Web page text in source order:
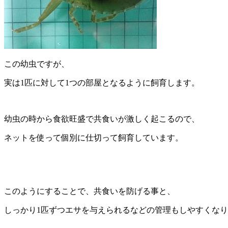
この幼虫ですが、
実は1匹に対して1つの部屋となるように飼育します。
幼虫の時から食欲旺盛で共食いが激しく起こるので、
ネットを使って個別に仕切って飼育しています。
このようにすることで、共食いを防げる事と、
しっかり1匹ずつエサを与えられるなどの管理もしやすくな